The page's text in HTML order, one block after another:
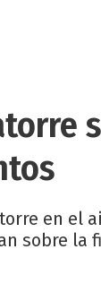
en el
sobre la